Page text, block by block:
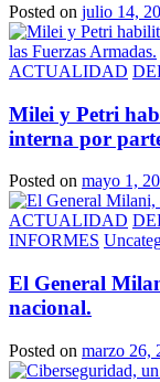
Posted on julio 14,
ACTUALIDAD
Milei y Petri
interna por
Posted on mayo 1,
ACTUALIDAD
INFORMES
El General
nacional.
Posted on marzo 26,